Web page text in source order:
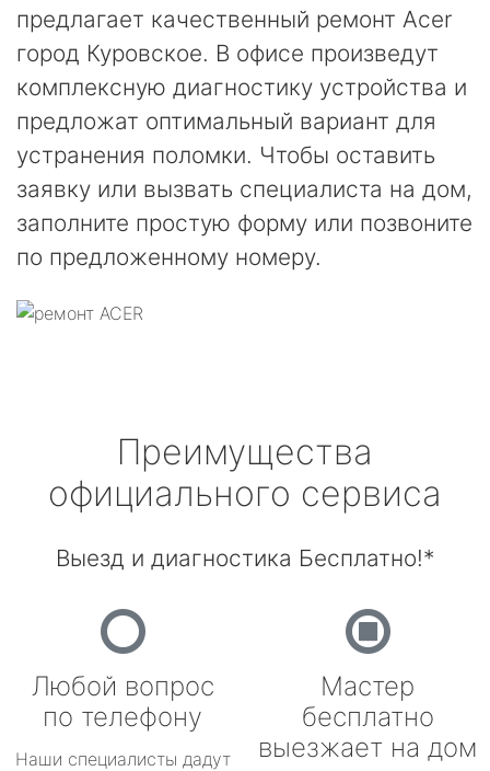
предлагает качественный ремонт Acer
город Куровское. В офисе произведут
комплексную диагностику устройства и
предложат оптимальный вариант для
устранения поломки. Чтобы оставить
заявку или вызвать специалиста на дом,
заполните простую форму или позвоните
по предложенному номеру.
Преимущества
официального сервиса
Выезд и диагностика Бесплатно!*
Любой вопрос
по телефону
Наши специалисты дадут
Мастер
бесплатно
выезжает на дом